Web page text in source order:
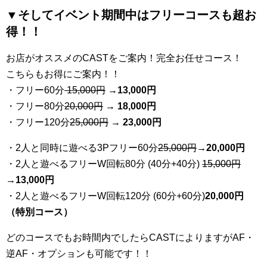
▼そしてイベント期間中はフリーコースも超お
得！！
お店がオススメのCASTをご案内！完全お任せコース！
こちらもお得にご案内！！
・フリー60分15,000円 → 13,000円
・フリー80分20,000円 → 18,000円
・フリー120分25,000円 → 23,000円
・2人と同時に遊べる3Pフリー60分25,000円→20,000円
・2人と遊べるフリーW回転80分 (40分+40分) 15,000円
→ 13,000円
・2人と遊べるフリーW回転120分 (60分+60分)20,000円
（特別コース）
どのコースでもお時間内でしたらCASTによりますがAF・
逆AF・オプションも可能です！！